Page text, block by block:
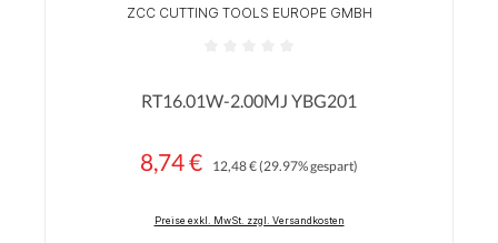
ZCC CUTTING TOOLS EUROPE GMBH
RT16.01W-2.00MJ YBG201
Verkaufspreis:
8,74 € 12,48 €(29.97% gespart)
Preise exkl. MwSt. zzgl. Versandkosten